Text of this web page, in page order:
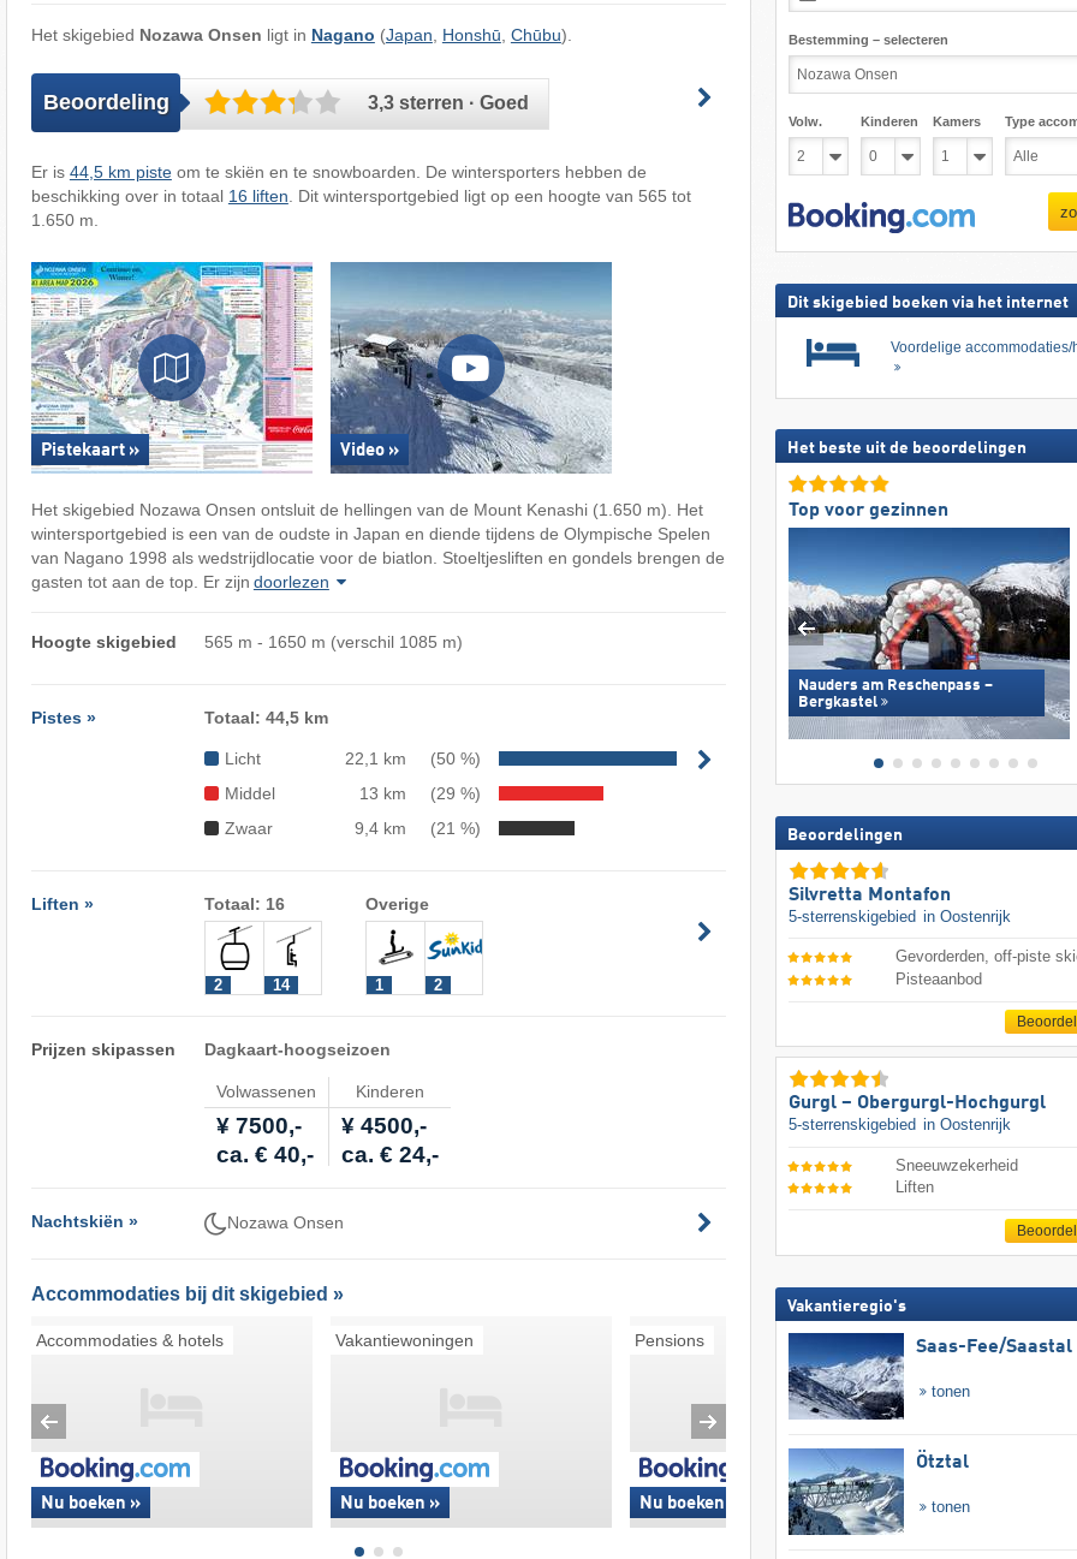
Het skigebied Nozawa Onsen ligt in Nagano (Japan Honshū Chūbu).
Beoordeling 3,3 sterren · Goed
Er is 44,5 km pisteom te skiën en te snowboarden. De wintersporters hebben de
beschikking over in totaal 16 liften . Dit wintersportgebied ligt op een hoogte van 565 tot
1.650 m.
Pistekaart » Video »
Het skigebied Nozawa Onsen ontsluit de hellingen van de Mount Kenashi (1.650 m). Het
wintersportgebied is een van de oudste in Japan en diende tijdens de Olympische Spelen
van Nagano 1998 als wedstrijdlocatie voor de biatlon. Stoeltjesliften en gondels brengen de
gasten tot aan de top. Er zijn doorlezen
Hoogte skigebied 565 m - 1650 m (verschil 1085 m)
Pistes » Totaal: 44,5 km
Licht 22,1 km
(50 %)
Middel
13 km
(29 %)
Zwaar
9,4 km (21 %)
Liften » Totaal: 16
2 14
Overige
1 2
Prijzen skipassen Dagkaart-hoogseizoen
Volwassenen Kinderen
¥ 7500,-
¥ 4500,-
ca. € 40,-
ca. € 24,-
Nachtskiën » Nozawa Onsen
Accommodaties bij dit skigebied »
Accommodaties & hotels
Nu boeken »
Vakantiewoningen
Nu boeken »
Pensions
Nu boeken »
Ski-in/Ski-out
Nu boeken »
Bestemming – selecteren
Volw. Kinderen Kamers Type
Dit skigebied boeken via het internet
Voordelige accommodaties/
Het beste uit de beoordelingen
Top voor gezinnen
Nauders am Reschenpass –
Bergkastel
Beoordelingen
Silvretta Montafon
5-sterrenskigebied in Oostenrijk
Gevorderden, off-piste
Pisteaanbod
Gurgl – Obergurgl-Hochgurgl
5-sterrenskigebied in Oostenrijk
Sneeuwzekerheid
Liften
Vakantieregio's
Saas-Fee/​Saastal
tonen
Ötztal
tonen